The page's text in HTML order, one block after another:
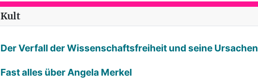
Kult
Der Verfall der Wissenschaftsfreiheit und seine Ursachen
Fast alles über Angela Merkel